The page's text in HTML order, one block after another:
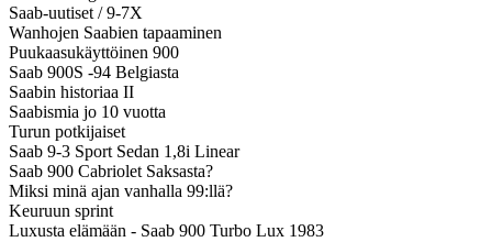
Saab-uutiset / 9-7X
Wanhojen Saabien tapaaminen
Puukaasukäyttöinen 900
Saab 900S -94 Belgiasta
Saabin historiaa II
Saabismia jo 10 vuotta
Turun potkijaiset
Saab 9-3 Sport Sedan 1,8i Linear
Saab 900 Cabriolet Saksasta?
Miksi minä ajan vanhalla 99:llä?
Keuruun sprint
Luxusta elämään - Saab 900 Turbo Lux 1983